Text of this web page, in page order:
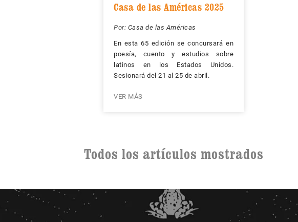
Casa de las Américas 2025
Por: Casa de las Américas
En esta 65 edición se concursará en
poesía, cuento y estudios sobre
latinos en los Estados Unidos.
Sesionará del 21 al 25 de abril.
VER MÁS
Todos los artículos mostrados